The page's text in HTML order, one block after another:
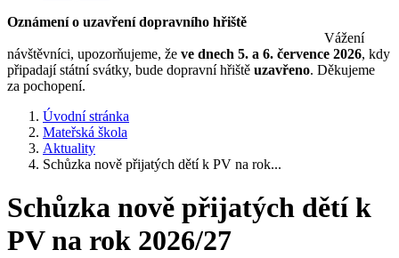
Oznámení o uzavření dopravního hřiště
Vážení
návštěvníci, upozorňujeme, že ve dnech 5. a 6. července 2026, kdy
připadají státní svátky, bude dopravní hřiště uzavřeno. Děkujeme
za pochopení.
Úvodní stránka
Mateřská škola
Aktuality
Schůzka nově přijatých dětí k PV na rok...
Schůzka nově přijatých dětí k
PV na rok 2026/27